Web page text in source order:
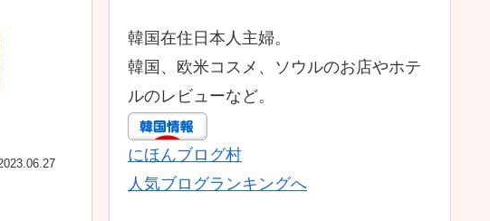
韓国在住日本人主婦。
韓国、欧米コスメ、ソウルのお店やホテ
ルのレビューなど。
にほんブログ村
人気ブログランキングへ